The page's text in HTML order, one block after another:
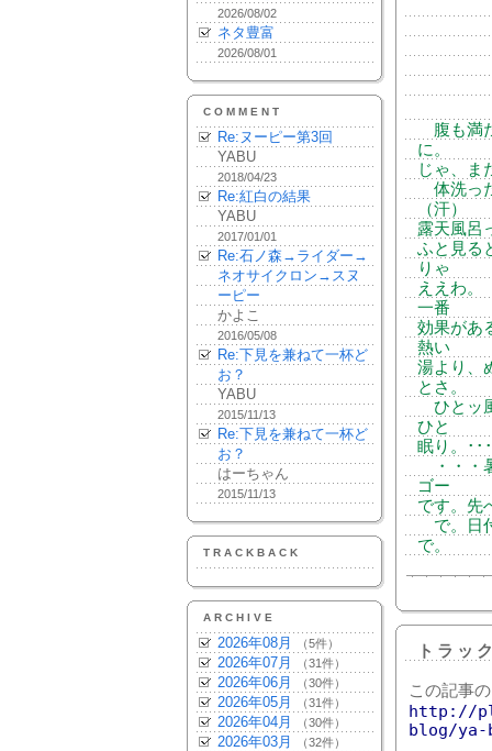
2026/08/02
ネタ豊富
2026/08/01
COMMENT
Re:ヌーピー第3回
YABU
2018/04/23
Re:紅白の結果
YABU
2017/01/01
Re:石ノ森→ライダー→
ネオサイクロン→スヌ
ーピー
かよこ
2016/05/08
Re:下見を兼ねて一杯ど
お？
YABU
2015/11/13
Re:下見を兼ねて一杯ど
お？
はーちゃん
2015/11/13
TRACKBACK
ARCHIVE
2026年08月 （5件）
2026年07月 （31件）
2026年06月 （30件）
2026年05月 （31件）
2026年04月 （30件）
2026年03月 （32件）
腹も満
に。
じゃ、ま
体洗っ
（汗）
露天風呂
ふと見る
りゃ
ええわ。
一番
効果があ
熱い
湯より、
とさ。
ひとッ
ひと
眠り。･･
・・・
ゴー
です。先
で。日
で。
トラッ
この記事
http://
blog/ya-